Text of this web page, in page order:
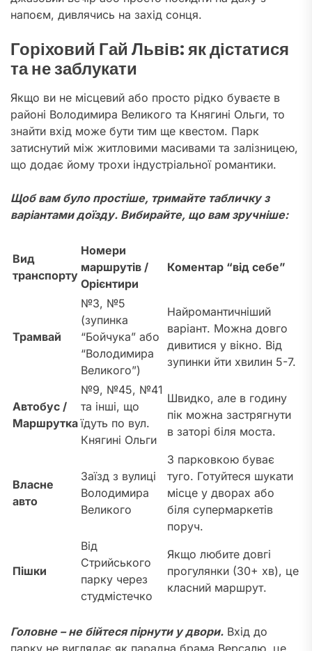
напоєм, дивлячись на захід сонця.
Горіховий Гай Львів: як дістатися
та не заблукати
Якщо ви не місцевий або просто рідко буваєте в
районі Володимира Великого та Княгині Ольги, то
знайти вхід може бути тим ще квестом. Парк
затиснутий між житловими масивами та залізницею,
що додає йому трохи індустріальної романтики.
Щоб вам було простіше, тримайте табличку з
варіантами доїзду. Вибирайте, що вам зручніше:
Вид
транспорту
Номери
маршрутів /
Орієнтири
Коментар “від себе”
Трамвай
№3, №5
(зупинка
“Бойчука” або
“Володимира
Великого”)
Найромантичніший
варіант. Можна довго
дивитися у вікно. Від
зупинки йти хвилин 5-7.
Автобус /
Маршрутка
№9, №45, №41
та інші, що
їдуть по вул.
Княгині Ольги
Швидко, але в годину
пік можна застрягнути
в заторі біля моста.
Власне
авто
Заїзд з вулиці
Володимира
Великого
З парковкою буває
туго. Готуйтеся шукати
місце у дворах або
біля супермаркетів
поруч.
Пішки
Від
Стрийського
парку через
студмістечко
Якщо любите довгі
прогулянки (30+ хв), це
класний маршрут.
Головне – не бійтеся пірнути у двори. Вхід до